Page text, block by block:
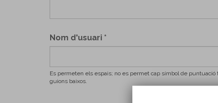
Nom d'usuari *
Es permeten els espais; no es permet cap símbol de
guions baixos.